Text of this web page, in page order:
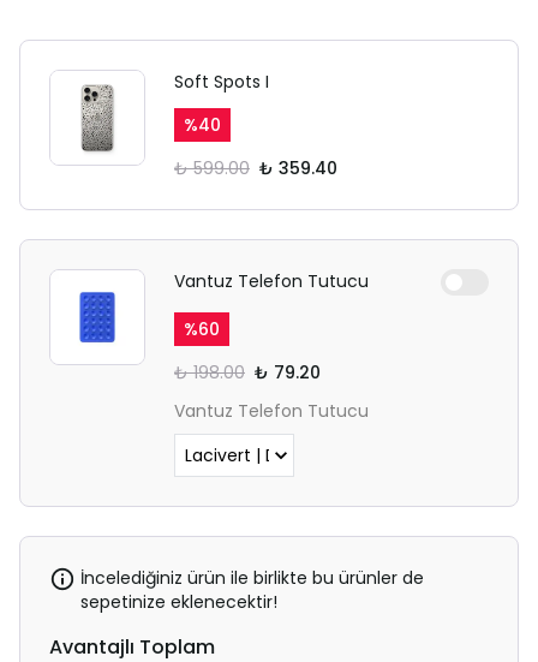
Soft Spots I
%40
₺ 599.00 ₺ 359.40
Vantuz Telefon Tutucu
%60
₺ 198.00 ₺ 79.20
Vantuz Telefon Tutucu
İncelediğiniz ürün ile birlikte bu ürünler de
sepetinize eklenecektir!
Avantajlı Toplam